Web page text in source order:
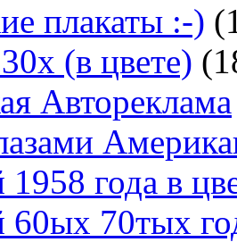
плакаты :-)
(в цвете)
Автореклама
года в
60ых 70тых